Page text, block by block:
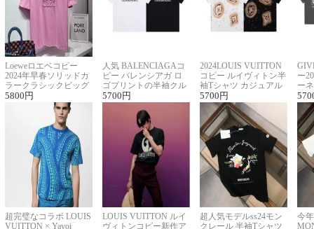
Loeweロエベコピー
2024年早春ソリッドカ
ラークラシックビッグ
ロゴ刺繍Tシャツ
5800 円
人気 BALENCIAGAコ
ピー バレンシアガ ロ
ゴプリントの半袖クル
ーネックTシャツ
5700 円
2024LOUIS VUITTON
コピー ルイヴィトン半
袖Tシャツ カジュアル
に馴染む 2色展開
5700 円
ー
ー
ー
超完璧なコラボ LOUIS
VUITTON × Yayoi
LOUIS VUITTON ルイ
ヴィトンコピー新作ア
超人気モデルss24モン
クレール 半袖Tシャツ
今